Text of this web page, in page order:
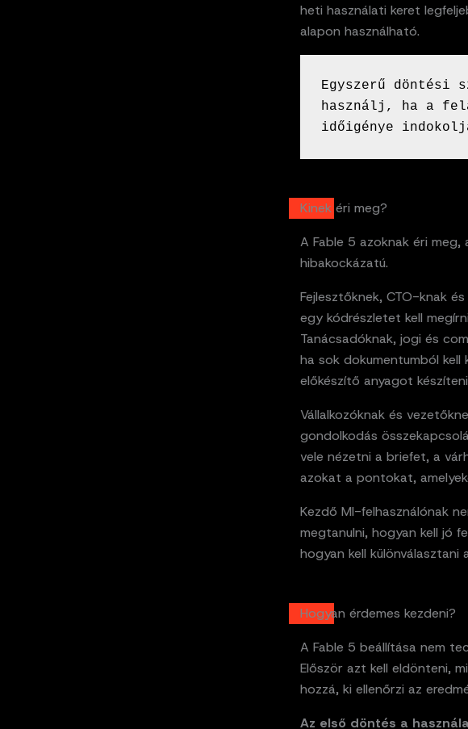
heti használati keret
alapon használható.
Egyszerű döntési
használj, ha a
időigénye
Kinek éri meg?
A Fable 5 azoknak éri meg,
hibakockázatú.
Fejlesztőknek, CTO-knak
egy kódrészletet kell
Tanácsadóknak, jogi és
ha sok dokumentumból
előkészítő anyagot
Vállalkozóknak és
gondolkodás
vele nézetni a briefet, a
azokat a pontokat,
Kezdő MI-felhasználónak
megtanulni, hogyan kell jó
hogyan kell
Hogyan érdemes kezdeni?
A Fable 5 beállítása nem
Először azt kell eldönteni,
hozzá, ki ellenőrzi az
Az első döntés a